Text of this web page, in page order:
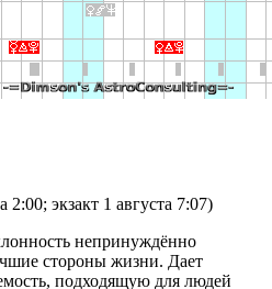
2:00; экзакт 1 августа 7:07)
непринуждённо
стороны жизни. Дает
подходящую для людей